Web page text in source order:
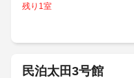
残り1室
民泊太田3号館